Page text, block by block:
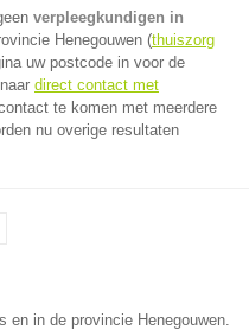
verpleegkundigen in
Henegouwen (thuiszorg
uw postcode in voor de
direct contact met
te komen met meerdere
nu overige resultaten
en in de provincie Henegouwen.